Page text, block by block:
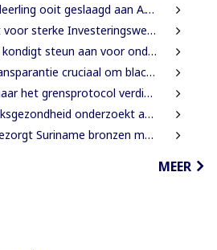
ooit geslaagd aan A.T. Calorschool
Investeringswet en onafhankelijke SITA
aan voor onderzoek naar cultureel erfgoed
cruciaal om blacklisting te voorkomen.
grensprotocol verdient het debat
aanbieders van onbewezen middelen tegen nierfalen
bronzen medaille op CAC-Spelen
MEER